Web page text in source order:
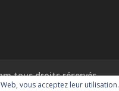
tous droits réservés.
vous acceptez leur utilisation.